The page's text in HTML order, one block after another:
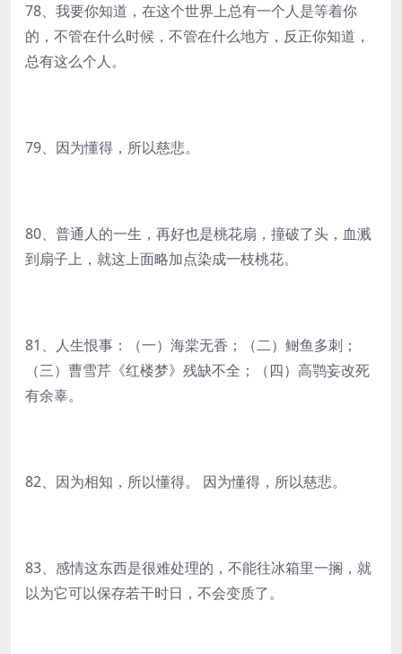
78、我要你知道，在这个世界上总有一个人是等着你
的，不管在什么时候，不管在什么地方，反正你知道，
总有这么个人。
79、因为懂得，所以慈悲。
80、普通人的一生，再好也是桃花扇，撞破了头，血溅
到扇子上，就这上面略加点染成一枝桃花。
81、人生恨事：（一）海棠无香；（二）鲥鱼多刺；
（三）曹雪芹《红楼梦》残缺不全；（四）高鹗妄改死
有余辜。
82、因为相知，所以懂得。 因为懂得，所以慈悲。
83、感情这东西是很难处理的，不能往冰箱里一搁，就
以为它可以保存若干时日，不会变质了。